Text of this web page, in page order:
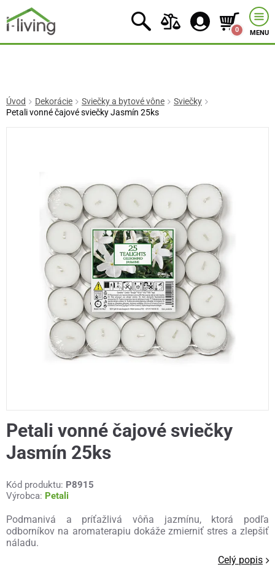
0 MENU
Úvod Dekorácie Sviečky a bytové vône
Sviečky
Petali vonné čajové sviečky Jasmín 25ks
Petali vonné čajové sviečky
Jasmín 25ks
Kód produktu: P8915
Výrobca: Petali
Podmanivá a príťažlivá vôňa jazmínu, ktorá podľa
odborníkov na aromaterapiu dokáže zmierniť stres a zlepšiť
náladu.
Celý popis